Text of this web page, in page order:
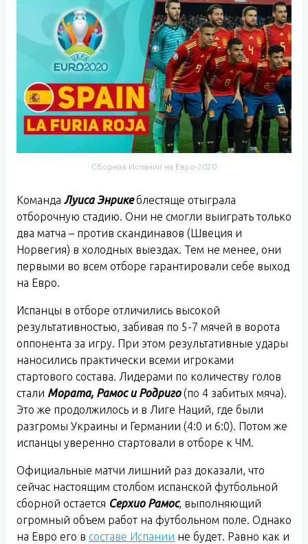
Сборная Испании на Евро-2020
Команда Луиса Энрикеблестяще отыграла
отборочную стадию. Они не смогли выиграть только
два матча – против скандинавов (Швеция и
Норвегия) в холодных выездах. Тем не менее, они
первыми во всем отборе гарантировали себе выход
на Евро.
Испанцы в отборе отличились высокой
результативностью, забивая по 5-7 мячей в ворота
оппонента за игру. При этом результативные удары
наносились практически всеми игроками
стартового состава. Лидерами по количеству голов
стали Мората, Рамос и Родриго(по 4 забитых мяча).
Это же продолжилось и в Лиге Наций, где были
разгромы Украины и Германии (4:0 и 6:0). Потом же
испанцы уверенно стартовали в отборе к ЧМ.
Официальные матчи лишний раз доказали, что
сейчас настоящим столбом испанской футбольной
сборной остается Серхио Рамос, выполняющий
огромный объем работ на футбольном поле. Однако
на Евро его в составе Испании не будет. Равно как и